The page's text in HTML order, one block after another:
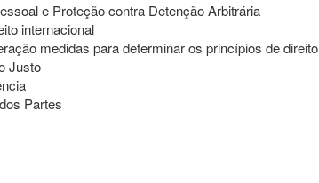
e Proteção contra Detenção Arbitrária
internacional
medidas para determinar os princípios de direito
Justo
Partes